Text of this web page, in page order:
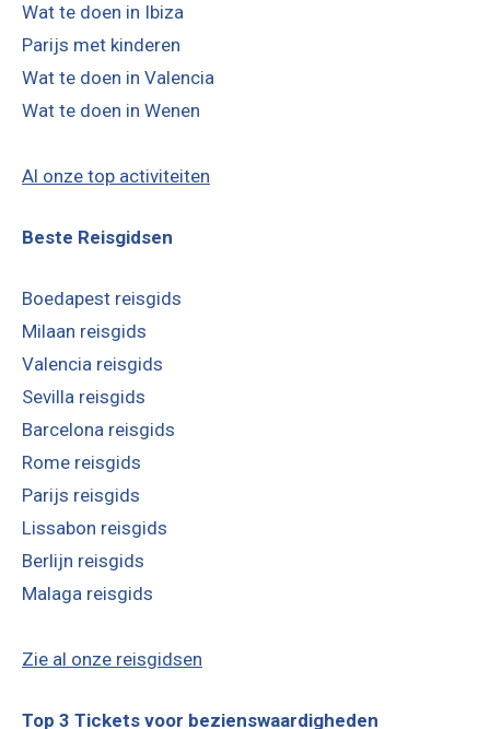
Wat te doen in Ibiza
Parijs met kinderen
Wat te doen in Valencia
Wat te doen in Wenen
Al onze top activiteiten
Beste Reisgidsen
Boedapest reisgids
Milaan reisgids
Valencia reisgids
Sevilla reisgids
Barcelona reisgids
Rome reisgids
Parijs reisgids
Lissabon reisgids
Berlijn reisgids
Malaga reisgids
Zie al onze reisgidsen
Top 3 Tickets voor bezienswaardigheden